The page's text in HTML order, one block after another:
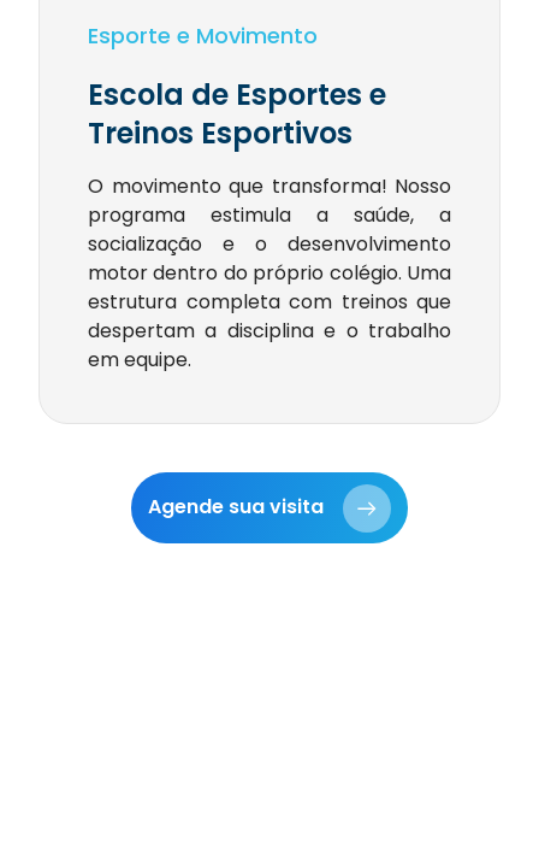
Esporte e Movimento
Escola de Esportes e
Treinos Esportivos
O movimento que transforma! Nosso
programa estimula a saúde, a
socialização e o desenvolvimento
motor dentro do próprio colégio. Uma
estrutura completa com treinos que
despertam a disciplina e o trabalho
em equipe.
Agende sua visita